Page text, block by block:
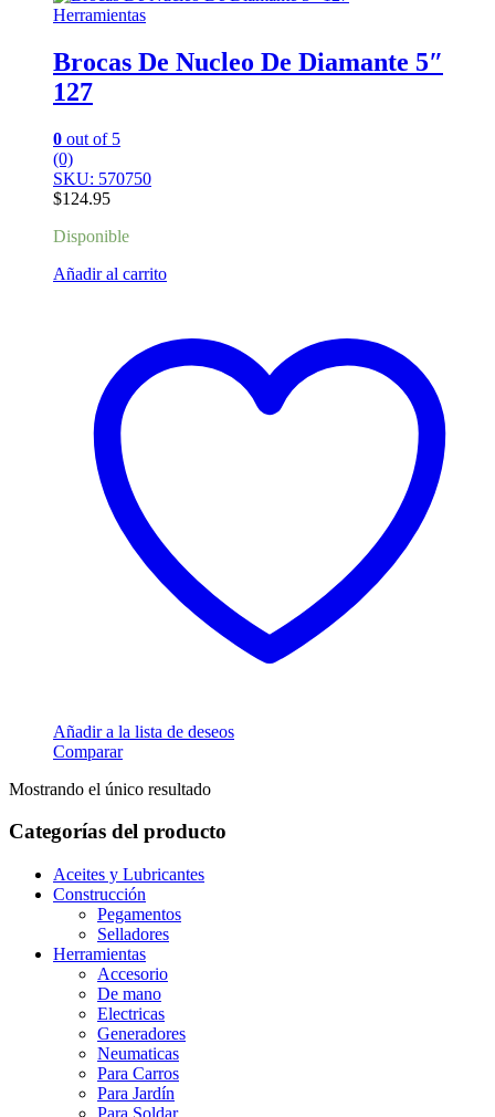
Herramientas
Brocas De Nucleo De Diamante 5″
127
0 out of 5
(0)
SKU: 570750
$124.95
Disponible
Añadir al carrito
Añadir a la lista de deseos
Comparar
Mostrando el único resultado
Categorías del producto
Aceites y Lubricantes
Construcción
Pegamentos
Selladores
Herramientas
Accesorio
De mano
Electricas
Generadores
Neumaticas
Para Carros
Para Jardín
Para Soldar